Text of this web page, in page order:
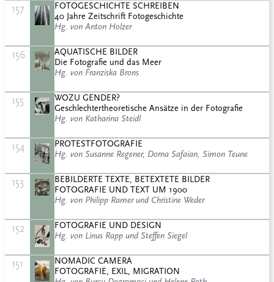
157
FOTOGESCHICHTE SCHREIBEN
40 Jahre Zeitschrift Fotogeschichte
Hg. von Anton Holzer
156
AQUATISCHE BILDER
Die Fotografie und das Meer
Hg. von Franziska Brons
155
WOZU GENDER?
Geschlechtertheoretische Ansätze in der Fotografie
Hg. von Katharina Steidl
154
PROTESTFOTOGRAFIE
Hg. von Susanne Regener, Dorna Safaian, Simon Teune
153
BEBILDERTE TEXTE, BETEXTETE BILDER
FOTOGRAFIE UND TEXT UM 1900
Hg. von Philipp Ramer und Christine Weder
152
FOTOGRAFIE UND DESIGN
Hg. von Linus Rapp und Steffen Siegel
151
NOMADIC CAMERA
FOTOGRAFIE, EXIL, MIGRATION